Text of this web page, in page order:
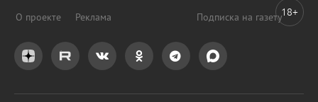
О проекте Реклама Подписка на газету18+